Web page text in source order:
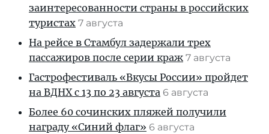
заинтересованности страны в российских
туристах 7 августа
На рейсе в Стамбул задержали трех
пассажиров после серии краж 7 августа
Гастрофестиваль «Вкусы России» пройдет
на ВДНХ с 13 по 23 августа 6 августа
Более 60 сочинских пляжей получили
награду «Синий флаг» 6 августа